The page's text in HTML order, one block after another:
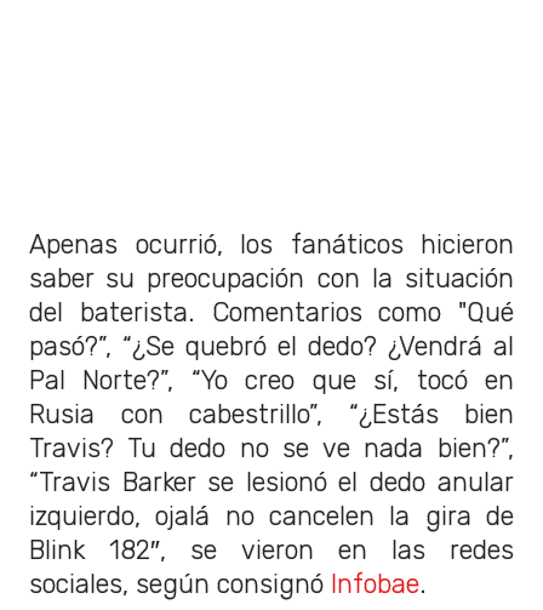
Apenas ocurrió, los fanáticos hicieron
saber su preocupación con la situación
del baterista. Comentarios como "Qué
pasó?”, “¿Se quebró el dedo? ¿Vendrá al
Pal Norte?”, “Yo creo que sí, tocó en
Rusia con cabestrillo”, “¿Estás bien
Travis? Tu dedo no se ve nada bien?”,
“Travis Barker se lesionó el dedo anular
izquierdo, ojalá no cancelen la gira de
Blink 182″, se vieron en las redes
sociales, según consignó Infobae.